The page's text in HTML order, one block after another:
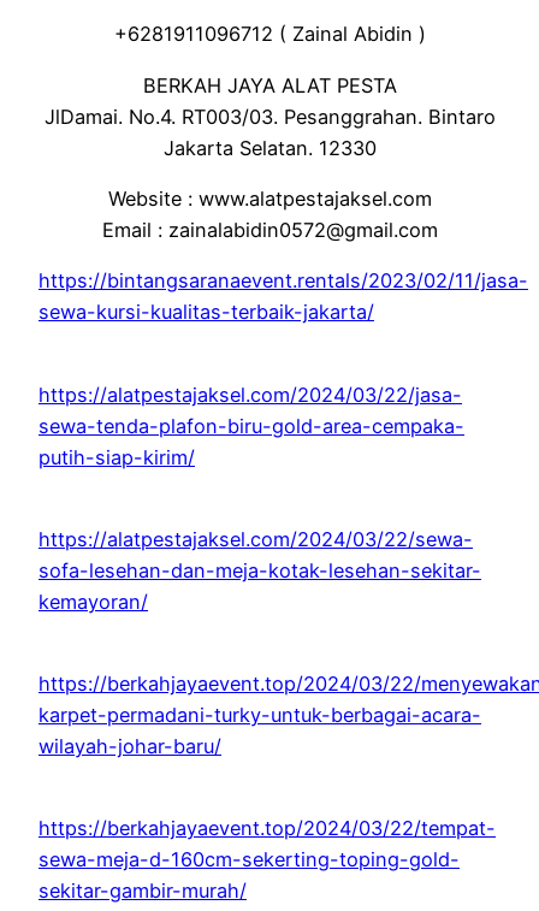
+6281911096712 ( Zainal Abidin )
BERKAH JAYA ALAT PESTA
JlDamai. No.4. RT003/03. Pesanggrahan. Bintaro
Jakarta Selatan. 12330
Website : www.alatpestajaksel.com
Email : zainalabidin0572@gmail.com
https://bintangsaranaevent.rentals/2023/02/11/jasa-
sewa-kursi-kualitas-terbaik-jakarta/
https://alatpestajaksel.com/2024/03/22/jasa-
sewa-tenda-plafon-biru-gold-area-cempaka-
putih-siap-kirim/
https://alatpestajaksel.com/2024/03/22/sewa-
sofa-lesehan-dan-meja-kotak-lesehan-sekitar-
kemayoran/
https://berkahjayaevent.top/2024/03/22/
karpet-permadani-turky-untuk-berbagai-acara-
wilayah-johar-baru/
https://berkahjayaevent.top/2024/03/22/tempat-
sewa-meja-d-160cm-sekerting-toping-gold-
sekitar-gambir-murah/